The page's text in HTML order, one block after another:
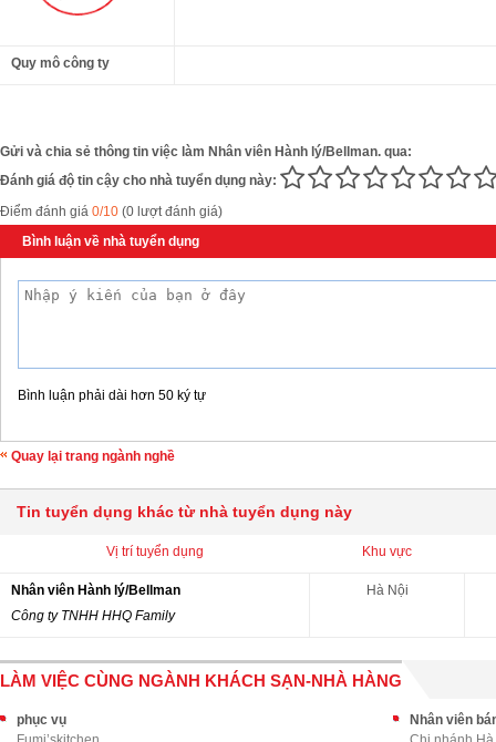
Quy mô công ty
Gửi và chia sẻ thông tin việc làm Nhân viên Hành lý/Bellman. qua:
Đánh giá độ tin cậy cho nhà tuyển dụng này:
Điểm đánh giá 0/10 (0 lượt đánh giá)
Bình luận về nhà tuyển dụng
Bình luận phải dài hơn 50 ký tự
Quay lại trang ngành nghề
Tin tuyển dụng khác từ nhà tuyển dụng này
Vị trí tuyển dụng Khu vực
Nhân viên Hành lý/Bellman
Công ty TNHH HHQ Family
Hà Nội
LÀM VIỆC CÙNG NGÀNH KHÁCH SẠN-NHÀ HÀNG
phục vụ
Nhân viên